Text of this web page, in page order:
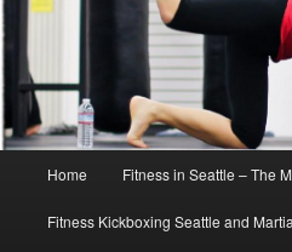
Skip to primary content
Skip to secondary content
Home Fitness in Seattle – The
Fitness Kickboxing Seattle and